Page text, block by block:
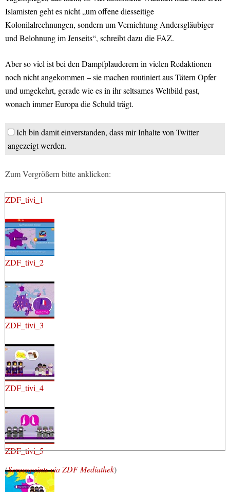
Islamisten geht es nicht „um offene diesseitige
Kolonilalrechnungen, sondern um Vernichtung Andersgläubiger
und Belohnung im Jenseits“, schreibt dazu die FAZ.
Aber so viel ist bei den Dampfplauderern in vielen Redaktionen
noch nicht angekommen – sie machen routiniert aus Tätern Opfer
und umgekehrt, gerade wie es in ihr seltsames Weltbild past,
wonach immer Europa die Schuld trägt.
Ich bin damit einverstanden, dass mir Inhalte von Twitter
angezeigt werden.
Zum Vergrößern bitte anklicken:
ZDF_tivi_1
ZDF_tivi_2
ZDF_tivi_3
ZDF_tivi_4
ZDF_tivi_5
(Screenprints via ZDF Mediathek)